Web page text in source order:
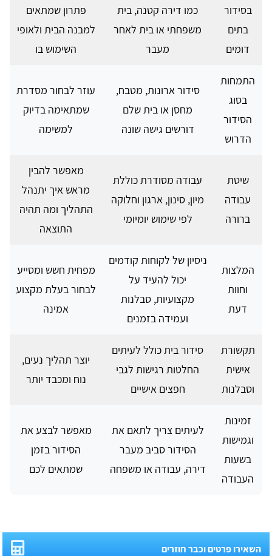
בסידור
בתים
דומים
כמו דירה קטנה, בית
משפחתי או בית לאחר
מעבר
פתרון שמתאים
למבנה הבית ולאופי
השימוש בו
התמחות
בסוג
הסידור
הדרוש
סידור ארונות, מטבח,
מחסן או בית שלם
דורשים גישה שונה
עוזר לבחור מסדרת
שמתאימה בדיוק
למשימה
שיטת
עבודה
ברורה
עבודה מסודרת כוללת
מיון, סינון, ארגון וחלוקה
לפי שימוש יומיומי
מאפשר להבין
מראש איך יתנהל
התהליך ומה תהיה
התוצאה
המלצות
וחוות
דעת
ניסיון של לקוחות קודמים
יכול להעיד על
מקצועיות, סבלנות
ועמידה בזמנים
מפחית חשש ומסייע
לבחור בעלת מקצוע
אמינה
תקשורת
אישית
וסבלנות
סידור בית כולל לעיתים
החלטות רגישות לגבי
חפצים אישיים
יוצר תהליך נעים,
נוח ומכבד יותר
זמינות
וגמישות
בשעות
העבודה
לעיתים צריך לתאם את
הסידור סביב מעבר
דירה, עבודה או משפחה
מאפשר לבצע את
הסידור בזמן
שמתאים לכם
השאירו פרטים וכבר חוזרים